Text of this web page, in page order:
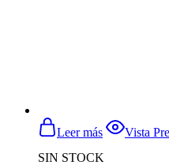
SIN STOCK
Leer más Vista